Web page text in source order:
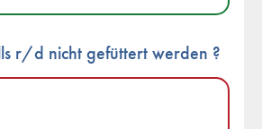
r/d nichtgefüttert werden ?